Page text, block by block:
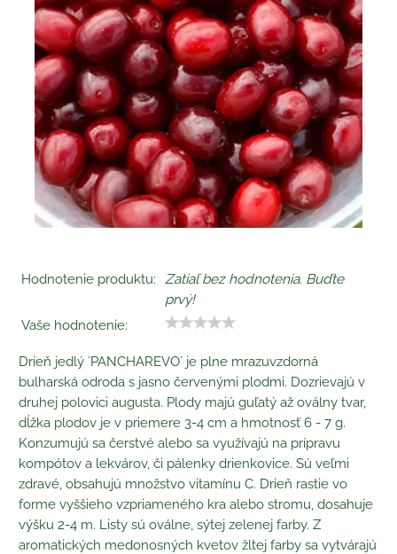
Hodnotenie produktu:
Zatiaľ bez hodnotenia. Buďte
prvý!
Vaše hodnotenie:
Drieň jedlý ´PANCHAREVO´ je plne mrazuvzdorná
bulharská odroda s jasno červenými plodmi. Dozrievajú v
druhej polovici augusta. Plody majú guľatý až oválny tvar,
dĺžka plodov je v priemere 3-4 cm a hmotnosť 6 - 7 g.
Konzumujú sa čerstvé alebo sa využívajú na prípravu
kompótov a lekvárov, či pálenky drienkovice. Sú veľmi
zdravé, obsahujú množstvo vitamínu C. Drieň rastie vo
forme vyššieho vzpriameného kra alebo stromu, dosahuje
výšku 2-4 m. Listy sú oválne, sýtej zelenej farby. Z
aromatických medonosných kvetov žltej farby sa vytvárajú